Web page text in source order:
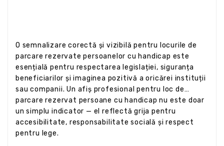
O semnalizare corectă și vizibilă pentru locurile de
parcare rezervate persoanelor cu handicap este
esențială pentru respectarea legislației, siguranța
beneficiarilor și imaginea pozitivă a oricărei instituții
sau companii. Un afiș profesional pentru loc de
parcare rezervat persoane cu handicap nu este doar
un simplu indicator — el reflectă grija pentru
accesibilitate, responsabilitate socială și respect
pentru lege.